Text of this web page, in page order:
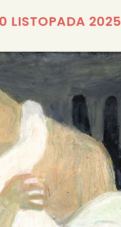
REDAKCJA
LISTOPADA 2025